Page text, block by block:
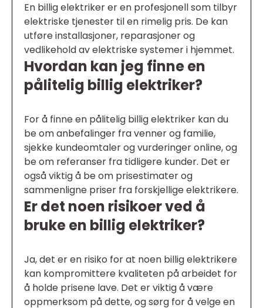
En billig elektriker er en profesjonell som tilbyr
elektriske tjenester til en rimelig pris. De kan
utføre installasjoner, reparasjoner og
vedlikehold av elektriske systemer i hjemmet.
Hvordan kan jeg finne en
pålitelig billig elektriker?
For å finne en pålitelig billig elektriker kan du
be om anbefalinger fra venner og familie,
sjekke kundeomtaler og vurderinger online, og
be om referanser fra tidligere kunder. Det er
også viktig å be om prisestimater og
sammenligne priser fra forskjellige elektrikere.
Er det noen risikoer ved å
bruke en billig elektriker?
Ja, det er en risiko for at noen billig elektrikere
kan kompromittere kvaliteten på arbeidet for
å holde prisene lave. Det er viktig å være
oppmerksom på dette, og sørg for å velge en